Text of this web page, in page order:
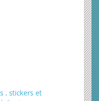
. stickers et